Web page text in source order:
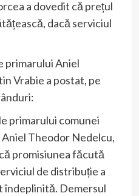
a dovedit că prețul
dacă serviciul
primarului Aniel
Vrabie a postat, pe
primarului comunei
Theodor Nedelcu,
promisiunea făcută
de distribuție a
îndeplinită. Demersul